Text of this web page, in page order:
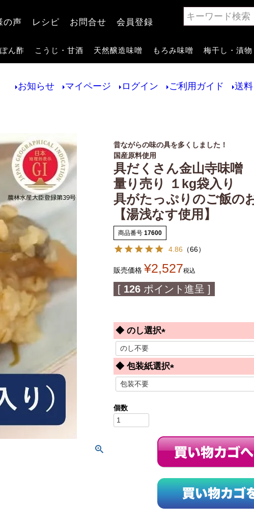
の声 レシピ お問合せ 会員登録
ん酢 こうじ・甘酒 天然醸造味噌 もろみ味噌 梅干し・漬物
お知らせ マイページ ログイン ご利用ガイド 送
昔ながらの味の具を多くしました！
国産原料使用
具だくさん金山寺味噌
量り売り １kg袋入り
具がたっぷりのご飯の
【湯浅なす使用】
商品番号 17600
4.86 （66）
販売価格 ¥2,527税込
[ 126 ポイント進呈 ]
◆ のし選択
必
須
◆ 包装紙選択
必